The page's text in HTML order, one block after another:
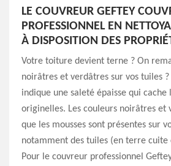
LE COUVREUR GEFTEY
PROFESSIONNEL EN
À DISPOSITION DES
Votre toiture devient terne ? On
noirâtres et verdâtres sur vos tuiles
indique une saleté épaisse qui cache
originelles. Les couleurs noirâtres et
que les mousses sont présentes sur
notamment des tuiles (en terre cuite
Pour le couvreur professionnel